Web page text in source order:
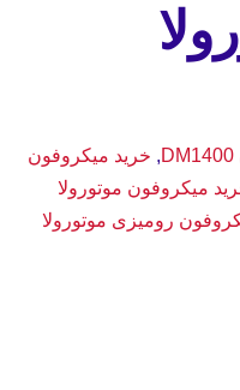
, خرید میکروفون
میکروفون موتورولا
رومیزی موتورولا